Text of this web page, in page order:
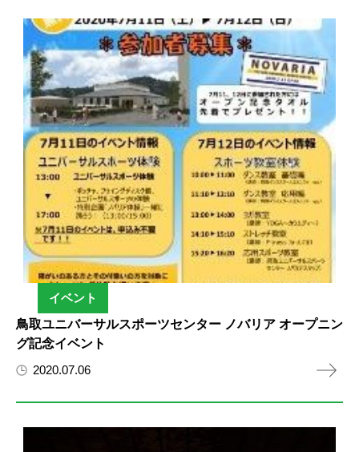
イベント
鳥取ユニバーサルスポーツセンター ノバリア オープニン
グ記念イベント
2020.07.06